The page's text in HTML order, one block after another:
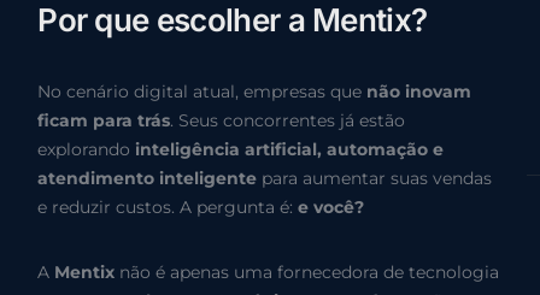
Por que escolher a Mentix?
No cenário digital atual, empresas que não inovam
ficam para trás. Seus concorrentes já estão
explorando inteligência artificial, automação e
atendimento inteligente para aumentar suas vendas
e reduzir custos. A pergunta é:e você?
A Mentix não é apenas uma fornecedora de tecnologia